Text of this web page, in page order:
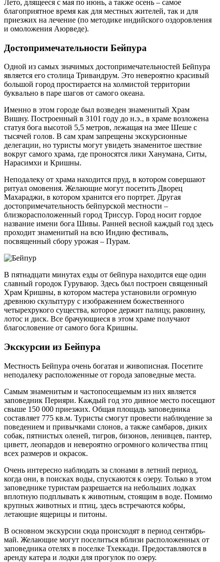
Лето, длящееся с мая по июнь, а также осень – самое
благоприятное время как для местных жителей, так и для
приезжих на лечение (по методике индийского оздоровления
и омоложения Аюрведе).
Достопримечательности Бейпура
Одной из самых значимых достопримечательностей Бейпура
является его столица Тривандрум. Это невероятно красивый
большой город простирается на холмистой территории
буквально в паре шагов от самого океана.
Именно в этом городе был возведен знаменитый Храм
Вишну. Построенный в 3101 году до н.э., в храме возложена
статуя бога высотой 5,5 метров, лежащая на змее Шеше с
тысячей голов. В сам храм запрещены экскурсионные
делегации, но туристы могут увидеть знаменитое шествие
вокруг самого храма, где проносятся лики Ханумана, Ситы,
Нарасимхи и Кришны.
Неподалеку от храма находится пруд, в котором совершают
ритуал омовения. Желающие могут посетить Дворец
Махараджи, в котором хранится его портрет. Другая
достопримечательность бейпурской местности –
близкорасположенный город Триссур. Город носит гордое
название имени бога Шивы. Ранней весной каждый год здесь
проходит знаменитый на всю Индию фестиваль,
посвященный сбору урожая – Пурам.
В пятнадцати минутах езды от бейпура находится еще один
славный городок Гуруваюр. Здесь был построен священный
Храм Кришны, в котором мастера установили огромную
древнюю скульптуру с изображением божественного
четырехрукого существа, которое держит палицу, раковину,
лотос и диск. Все брачующиеся в этом храме получают
благословение от самого бога Кришны.
Экскурсии из Бейпура
Местность Бейпура очень богатая и живописная. Посетите
неподалеку расположенные от города заповедные места.
Самым знаменитым и частопосещаемым из них является
заповедник Перияри. Каждый год это дивное место посещают
свыше 150 000 приезжих. Общая площадь заповедника
составляет 775 кв.м. Туристы смогут провести наблюдение за
поведением и привычками слонов, а также самбаров, диких
собак, пятнистых оленей, тигров, бизонов, ленивцев, пантер,
циветт, леопардов и невероятно огромного количества птиц
всех размеров и окрасок.
Очень интересно наблюдать за слонами в летний период,
когда они, в поисках воды, спускаются к озеру. Только в этом
заповеднике туристам разрешается на небольших лодках
вплотную подплывать к животным, стоящим в воде. Помимо
крупных животных и птиц, здесь встречаются кобры,
летающие ящерицы и питоны.
В основном экскурсии сюда происходят в период сентябрь-
май. Желающие могут поселиться вблизи расположенных от
заповедника отелях в поселке Тхеккади. Предоставляются в
аренду катера и лодки для прогулок по озеру.